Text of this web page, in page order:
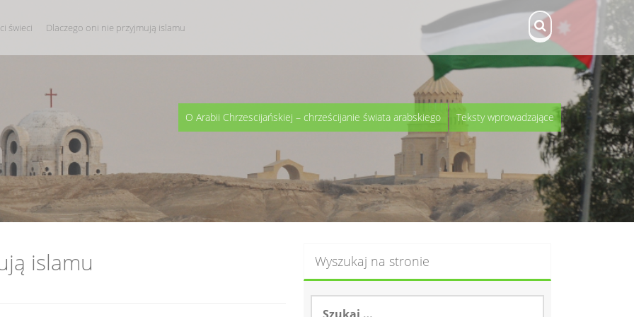
świeci Dlaczego oni nie przyjmują islamu
O Arabii Chrzescijańskiej – chrześcijanie świata arabskiego Teksty wprowadzające
islamu Wyszukaj na stronie